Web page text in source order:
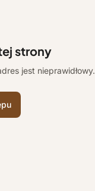
strony
jest nieprawidłowy.